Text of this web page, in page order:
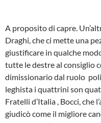
A proposito di capre.
Draghi, che ci mette una
giustificare in qualche
tutte le destre al consiglio
dimissionario dal ruolo
leghista i quattrini son
Fratelli d’Italia , Bocci, che
giudicò come il migliore